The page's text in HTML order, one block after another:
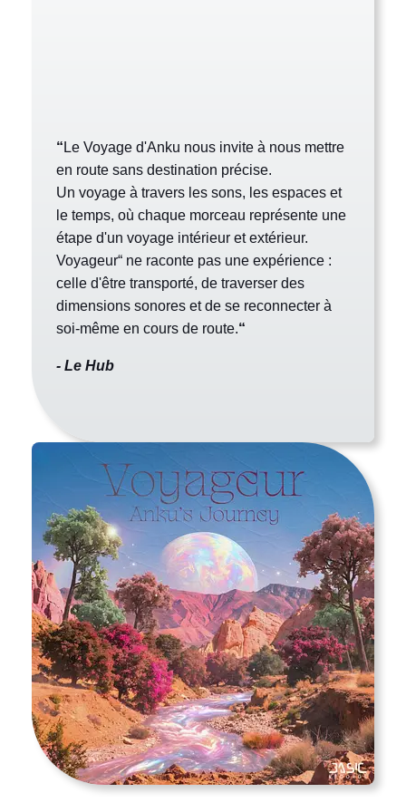
“ Le Voyage d'Anku nous invite à nous mettre
en route sans destination précise.
Un voyage à travers les sons, les espaces et
le temps, où chaque morceau représente une
étape d'un voyage intérieur et extérieur.
Voyageur“ ne raconte pas une expérience :
celle d'être transporté, de traverser des
dimensions sonores et de se reconnecter à
soi-même en cours de route.“
- Le Hub